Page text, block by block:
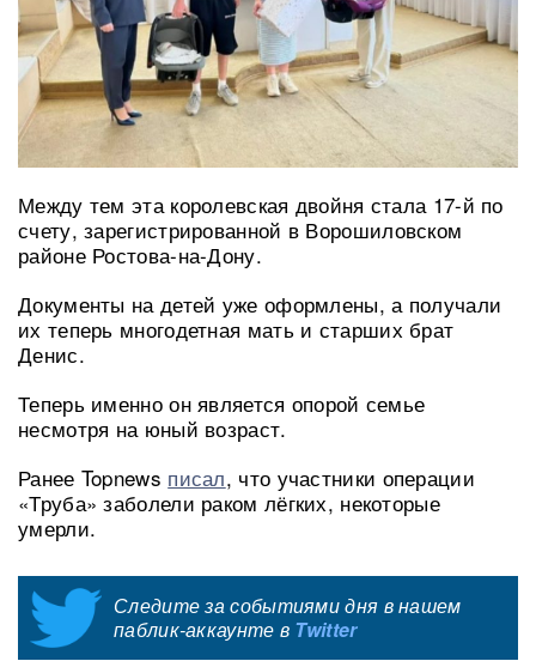
Между тем эта королевская двойня стала 17-й по
счету, зарегистрированной в Ворошиловском
районе Ростова-на-Дону.
Документы на детей уже оформлены, а получали
их теперь многодетная мать и старших брат
Денис.
Теперь именно он является опорой семье
несмотря на юный возраст.
Ранее Topnews писал, что участники операции
«Труба» заболели раком лёгких, некоторые
умерли.
Следите за событиями дня в нашем
паблик-аккаунте в Twitter